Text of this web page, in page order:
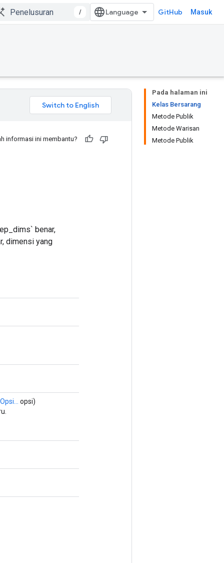
/ GitHub Masuk
Pada halaman ini
Kelas Bersarang
Metode Publik
Metode Warisan
Metode Publik
informasi ini membantu?
benar,
dimensi yang
Opsi...
opsi)